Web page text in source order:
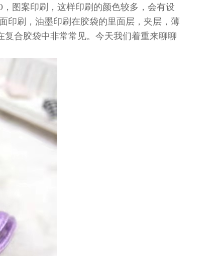
图案印刷，这样印刷的颜色较多，会有设
印刷，油墨印刷在胶袋的里面层，夹层，薄
合胶袋中非常常见。今天我们着重来聊聊